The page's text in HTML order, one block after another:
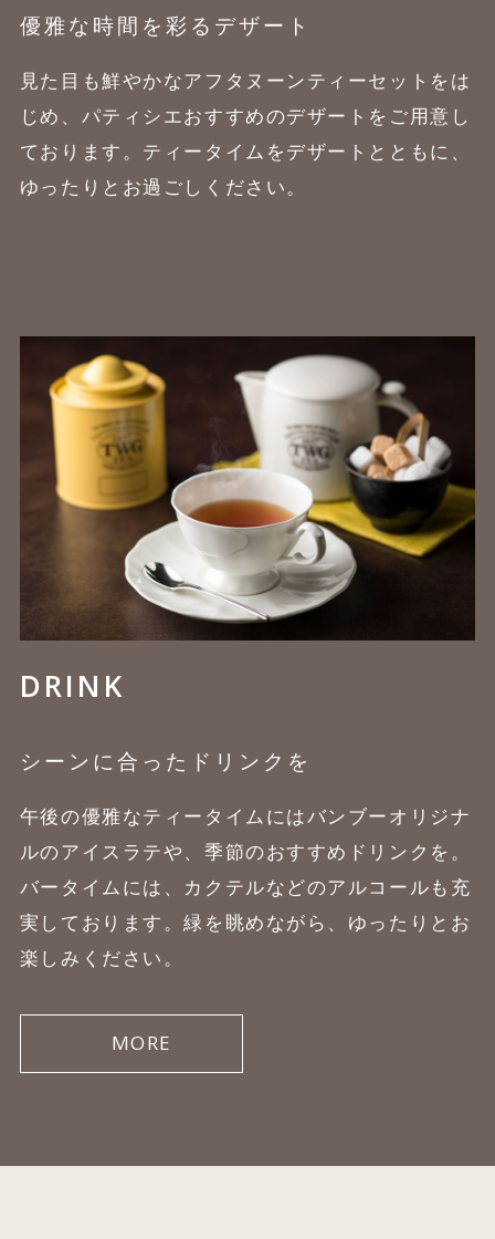
優雅な時間を彩るデザート
見た目も鮮やかなアフタヌーンティーセットをは
じめ、パティシエおすすめのデザートをご用意し
ております。ティータイムをデザートとともに、
ゆったりとお過ごしください。
DRINK
シーンに合ったドリンクを
午後の優雅なティータイムにはバンブーオリジナ
ルのアイスラテや、季節のおすすめドリンクを。
バータイムには、カクテルなどのアルコールも充
実しております。緑を眺めながら、ゆったりとお
楽しみください。
MORE